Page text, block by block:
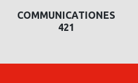
COMMUNICATIONES
421